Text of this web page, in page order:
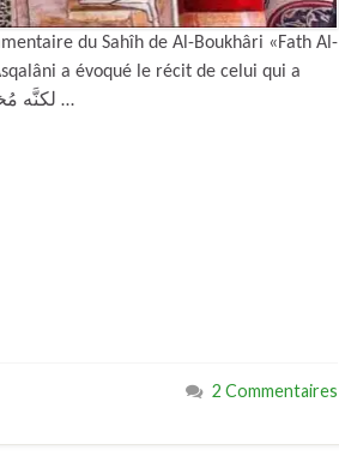
du Sahîh de Al-Boukhâri «Fath Al-
a évoqué le récit de celui qui a
rêvé que le châtiment de Aboû Lahab serait allégé, il a dit : « لكنَّه مُخالف …
2 Commentaires